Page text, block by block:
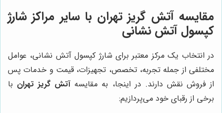
مقایسهآتش گریز تهران با سایر مراکز شارژ
کپسول آتش نشانی
در انتخاب یک مرکز معتبر برای شارژ کپسول آتش نشانی، عوامل
مختلفی از جمله تجربه، تخصص، تجهیزات، قیمت و خدمات پس
از فروش نقش دارند. در اینجا، به مقایسهآتش گریز تهران با
برخی از رقبای خود می‌پردازیم: